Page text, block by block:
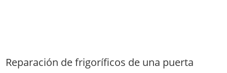
Reparación de frigoríficos de una puerta